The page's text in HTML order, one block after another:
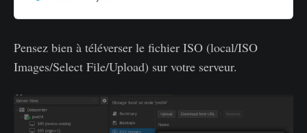
Pensez bien à téléverser le fichier ISO (local/ISO
Images/Select File/Upload) sur votre serveur.